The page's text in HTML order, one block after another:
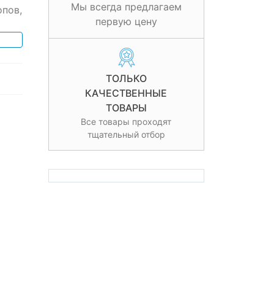
Мы всегда предлагаем
первую цену
ТОЛЬКО
КАЧЕСТВЕННЫЕ
ТОВАРЫ
Все товары проходят
тщательный отбор